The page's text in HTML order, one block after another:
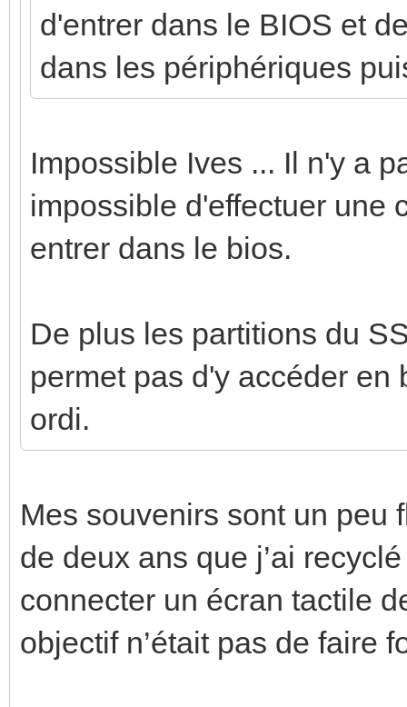
d'entrer dans le BIOS et
dans les périphériques
Impossible Ives ... Il n'y a
impossible d'effectuer une
entrer dans le bios.
De plus les partitions du
permet pas d'y accéder
ordi.
Mes souvenirs sont un peu
de deux ans que j’ai
connecter un écran tactile
objectif n’était pas de faire